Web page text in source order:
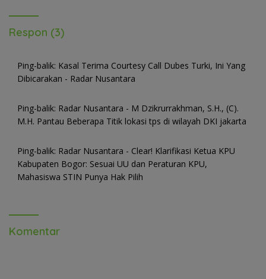
Respon (3)
Ping-balik: Kasal Terima Courtesy Call Dubes Turki, Ini Yang
Dibicarakan - Radar Nusantara
Ping-balik: Radar Nusantara - M Dzikrurrakhman, S.H., (C).
M.H. Pantau Beberapa Titik lokasi tps di wilayah DKI jakarta
Ping-balik: Radar Nusantara - Clear! Klarifikasi Ketua KPU
Kabupaten Bogor: Sesuai UU dan Peraturan KPU,
Mahasiswa STIN Punya Hak Pilih
Komentar